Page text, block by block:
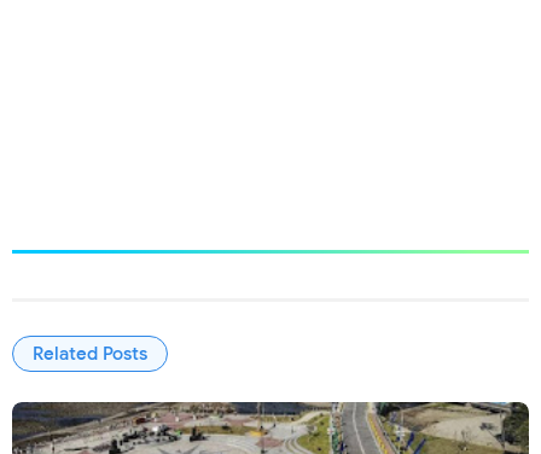
Related Posts